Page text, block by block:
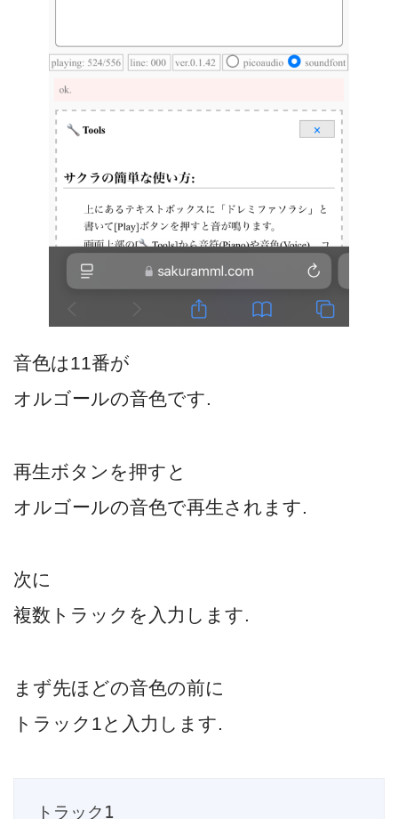
音色は11番が
オルゴールの音色です.
再生ボタンを押すと
オルゴールの音色で再生されます.
次に
複数トラックを入力します.
まず先ほどの音色の前に
トラック1と入力します.
トラック1